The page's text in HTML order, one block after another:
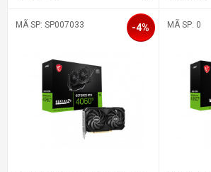
MÃ SP: SP007033 -4% MÃ SP: 0